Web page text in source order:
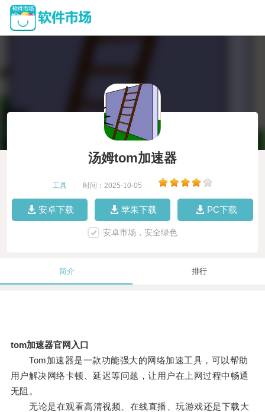
汤姆tom加速器
工具 时间：2025-10-05
安卓下载 苹果下载 PC下载
安卓市场，安全绿色
简介 排行
tom加速器官网入口
Tom加速器是一款功能强大的网络加速工具，可以帮助
用户解决网络卡顿、延迟等问题，让用户在上网过程中畅通
无阻。
无论是在观看高清视频、在线直播、玩游戏还是下载大